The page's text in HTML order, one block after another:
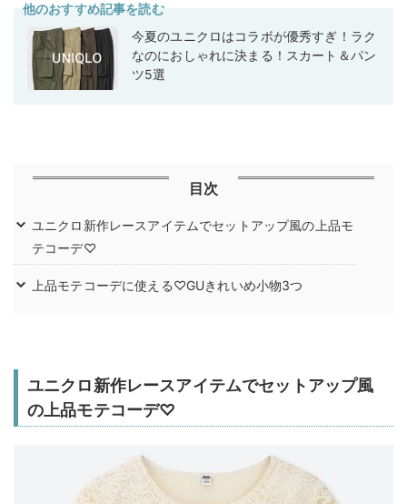
他のおすすめ記事を読む
今夏のユニクロはコラボが優秀すぎ！ラク
なのにおしゃれに決まる！スカート＆パン
ツ5選
目次
ユニクロ新作レースアイテムでセットアップ風の上品モ
テコーデ♡
上品モテコーデに使える♡GUきれいめ小物3つ
ユニクロ新作レースアイテムでセットアップ風
の上品モテコーデ♡